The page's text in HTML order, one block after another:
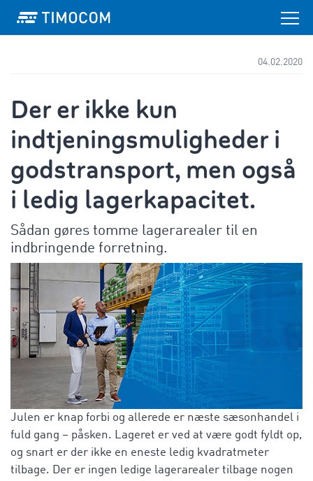
04.02.2020
Der er ikke kun
indtjeningsmuligheder i
godstransport, men også
i ledig lagerkapacitet.
Sådan gøres tomme lagerarealer til en
indbringende forretning.
Julen er knap forbi og allerede er næste sæsonhandel i
fuld gang – påsken. Lageret er ved at være godt fyldt op,
og snart er der ikke en eneste ledig kvadratmeter
tilbage. Der er ingen ledige lagerarealer tilbage nogen